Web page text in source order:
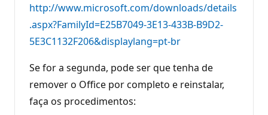
http://www.microsoft.com/downloads/details
.aspx?FamilyId=E25B7049-3E13-433B-B9D2-
5E3C1132F206&displaylang=pt-br
Se for a segunda, pode ser que tenha de
remover o Office por completo e reinstalar,
faça os procedimentos: